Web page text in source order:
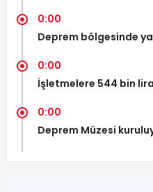
0:00
Deprem bölgesinde
0:00
İşletmelere 544 bin
0:00
Deprem Müzesi